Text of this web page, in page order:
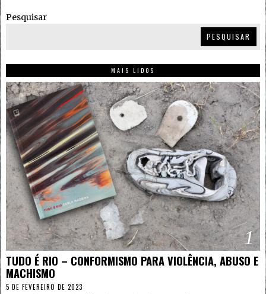
Pesquisar
PESQUISAR
MAIS LIDOS
1
TUDO É RIO – CONFORMISMO PARA VIOLÊNCIA, ABUSO E
MACHISMO
5 DE FEVEREIRO DE 2023